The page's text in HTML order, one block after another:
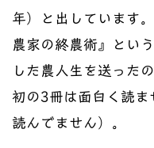
年）と出しています
農家の終農術』とい
した農人生を送った
初の3冊は面白く読ま
読んでません）。